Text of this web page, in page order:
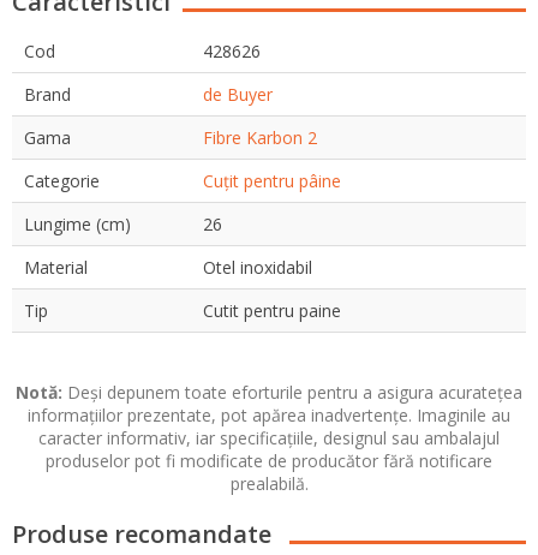
Cod
428626
Brand
de Buyer
Gama
Fibre Karbon 2
Categorie
Cuțit pentru pâine
Lungime (cm)
26
Material
Otel inoxidabil
Tip
Cutit pentru paine
Notă: Deși depunem toate eforturile pentru a asigura acuratețea
informațiilor prezentate, pot apărea inadvertențe. Imaginile au
caracter informativ, iar specificațiile, designul sau ambalajul
produselor pot fi modificate de producător fără notificare
prealabilă.
Produse recomandate